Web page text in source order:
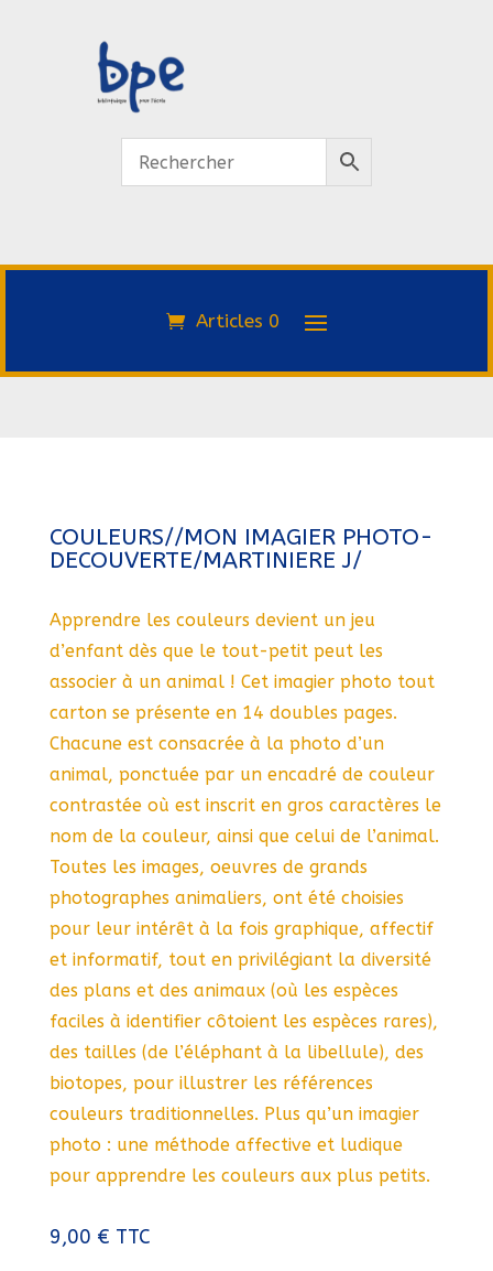
Articles 0
COULEURS//MON IMAGIER PHOTO-
DECOUVERTE/MARTINIERE J/
Apprendre les couleurs devient un jeu
d’enfant dès que le tout-petit peut les
associer à un animal ! Cet imagier photo tout
carton se présente en 14 doubles pages.
Chacune est consacrée à la photo d’un
animal, ponctuée par un encadré de couleur
contrastée où est inscrit en gros caractères le
nom de la couleur, ainsi que celui de l’animal.
Toutes les images, oeuvres de grands
photographes animaliers, ont été choisies
pour leur intérêt à la fois graphique, affectif
et informatif, tout en privilégiant la diversité
des plans et des animaux (où les espèces
faciles à identifier côtoient les espèces rares),
des tailles (de l’éléphant à la libellule), des
biotopes, pour illustrer les références
couleurs traditionnelles. Plus qu’un imagier
photo : une méthode affective et ludique
pour apprendre les couleurs aux plus petits.
9,00 € TTC